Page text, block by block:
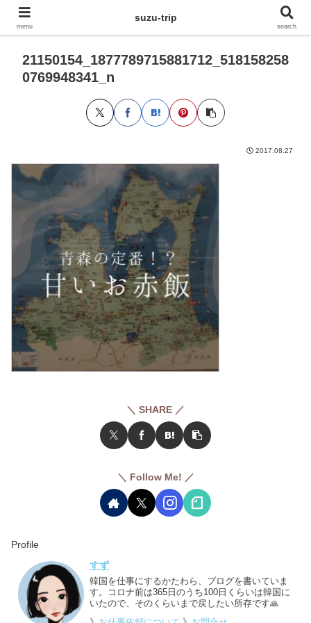
21150154_1877789715881712_518158258
0769948341_n
2017.08.27
＼ SHARE ／
＼ Follow Me! ／
Profile
すず
韓国を仕事にするかたわら、ブログを書いていま
す。コロナ前は365日のうち100日くらいは韓国に
いたので、そのくらいまで戻したい所存です🙏
menu
suzu-trip
search